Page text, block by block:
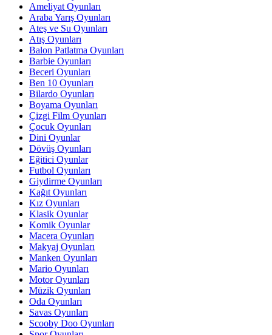
Ameliyat Oyunları
Araba Yarış Oyunları
Ateş ve Su Oyunları
Atış Oyunları
Balon Patlatma Oyunları
Barbie Oyunları
Beceri Oyunları
Ben 10 Oyunları
Bilardo Oyunları
Boyama Oyunları
Çizgi Film Oyunları
Çocuk Oyunları
Dini Oyunlar
Dövüş Oyunları
Eğitici Oyunlar
Futbol Oyunları
Giydirme Oyunları
Kağıt Oyunları
Kız Oyunları
Klasik Oyunlar
Komik Oyunlar
Macera Oyunları
Makyaj Oyunları
Manken Oyunları
Mario Oyunları
Motor Oyunları
Müzik Oyunları
Oda Oyunları
Savas Oyunları
Scooby Doo Oyunları